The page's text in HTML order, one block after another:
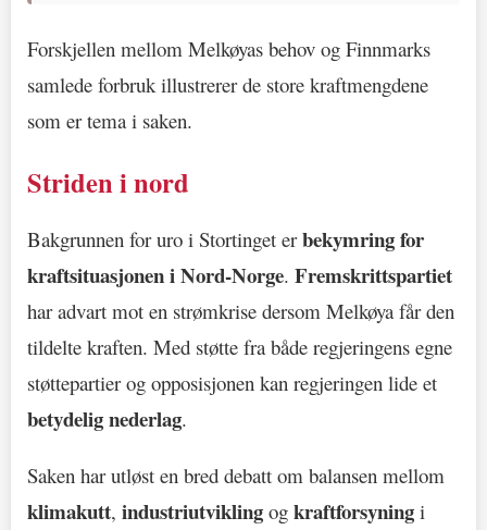
Forskjellen mellom Melkøyas behov og Finnmarks
samlede forbruk illustrerer de store kraftmengdene
som er tema i saken.
Striden i nord
Bakgrunnen for uro i Stortinget erbekymring for
kraftsituasjonen i Nord-Norge. Fremskrittspartiet
har advart mot en strømkrise dersom Melkøya får den
tildelte kraften. Med støtte fra både regjeringens egne
støttepartier og opposisjonen kan regjeringen lide et
betydelig nederlag.
Saken har utløst en bred debatt om balansen mellom
klimakutt, industriutvikling og kraftforsyning i